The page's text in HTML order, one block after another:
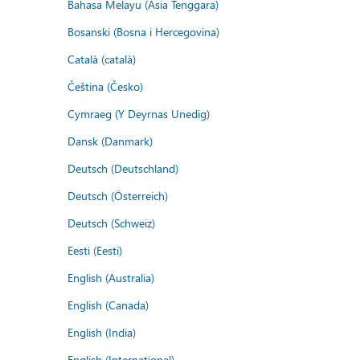
Bahasa Melayu (Asia Tenggara)
Bosanski (Bosna i Hercegovina)
Català (català)
Čeština (Česko)
Cymraeg (Y Deyrnas Unedig)
Dansk (Danmark)
Deutsch (Deutschland)
Deutsch (Österreich)
Deutsch (Schweiz)
Eesti (Eesti)
English (Australia)
English (Canada)
English (India)